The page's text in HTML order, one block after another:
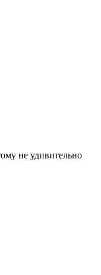
не удивительно